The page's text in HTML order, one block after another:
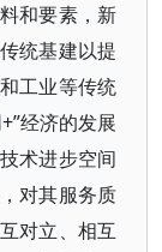
和要素，新
统基建以提
工业等传统
经济的发展
术进步空间
对其服务质
对立、相互